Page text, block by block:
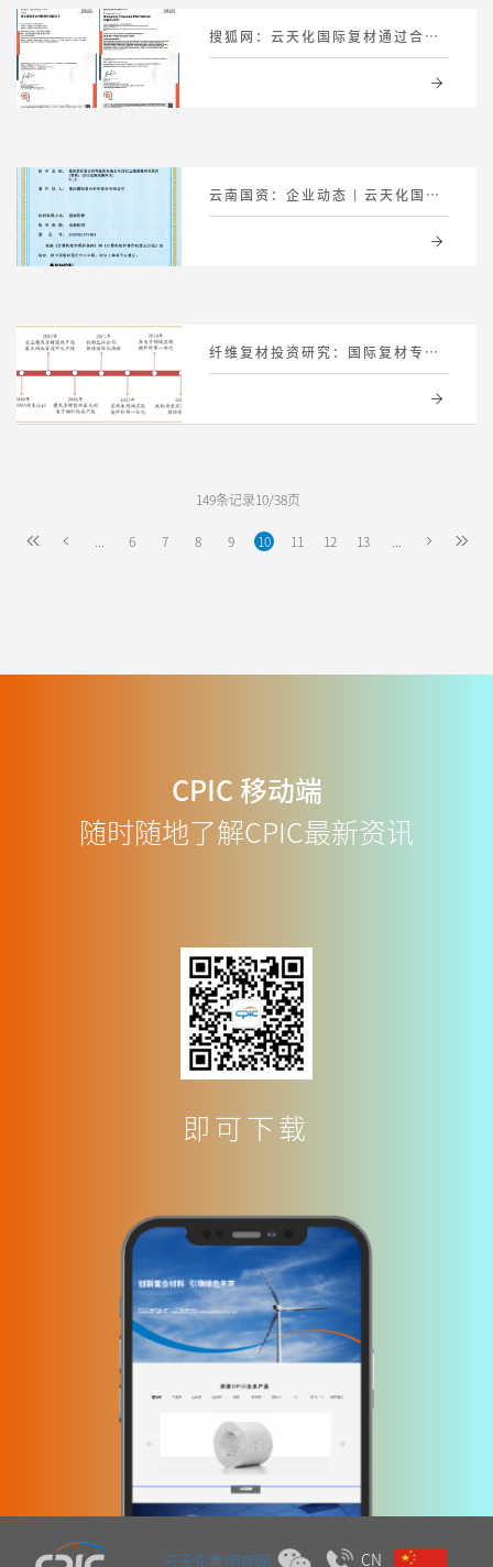
搜狐网：云天化国际复材通过合规管理体系双认证
云南国资：企业动态 | 云天化国际复材取得边缘采集网关软件著作权
纤维复材投资研究​：国际复材专题研究——玻纤头部企业，技术底蕴深厚
149条记录10/38页
6 7 8 9 10 11 12 13
CPIC 移动端
随时随地了解CPIC最新资讯
即可下载
云天化集团官网 CN